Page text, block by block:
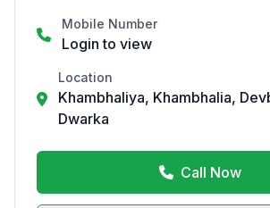
Mobile Number
Login to view
Location
Khambhaliya, Khambhalia,
Dwarka
Call Now